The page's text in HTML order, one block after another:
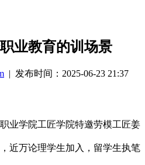
业教育的训场景
| 发布时间：2025-06-23 21:37
学院工匠学院特邀劳模工匠姜
近万论理学生加入，留学生执笔